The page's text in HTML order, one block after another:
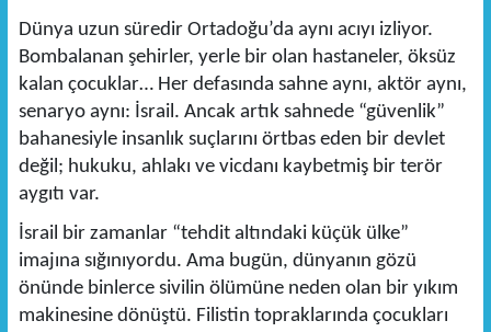
Dünya uzun süredir Ortadoğu’da aynı acıyı izliyor.
Bombalanan şehirler, yerle bir olan hastaneler, öksüz
kalan çocuklar… Her defasında sahne aynı, aktör aynı,
senaryo aynı: İsrail. Ancak artık sahnede “güvenlik”
bahanesiyle insanlık suçlarını örtbas eden bir devlet
değil; hukuku, ahlakı ve vicdanı kaybetmiş bir terör
aygıtı var.
İsrail bir zamanlar “tehdit altındaki küçük ülke”
imajına sığınıyordu. Ama bugün, dünyanın gözü
önünde binlerce sivilin ölümüne neden olan bir yıkım
makinesine dönüştü. Filistin topraklarında çocukları